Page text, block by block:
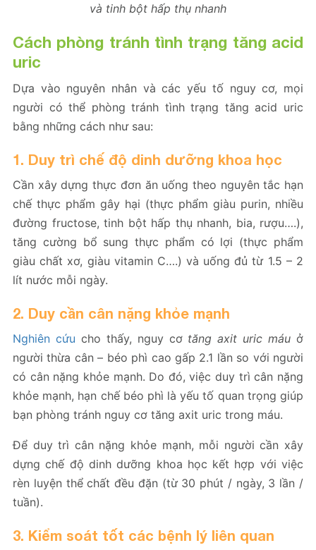
và tinh bột hấp thụ nhanh
Cách phòng tránh tình trạng tăng acid
uric
Dựa vào nguyên nhân và các yếu tố nguy cơ, mọi
người có thể phòng tránh tình trạng tăng acid uric
bằng những cách như sau:
1. Duy trì chế độ dinh dưỡng khoa học
Cần xây dựng thực đơn ăn uống theo nguyên tắc hạn
chế thực phẩm gây hại (thực phẩm giàu purin, nhiều
đường fructose, tinh bột hấp thụ nhanh, bia, rượu….),
tăng cường bổ sung thực phẩm có lợi (thực phẩm
giàu chất xơ, giàu vitamin C….) và uống đủ từ 1.5 – 2
lít nước mỗi ngày.
2. Duy cần cân nặng khỏe mạnh
Nghiên cứu cho thấy, nguy cơ tăng axit uric máu ở
người thừa cân – béo phì cao gấp 2.1 lần so với người
có cân nặng khỏe mạnh. Do đó, việc duy trì cân nặng
khỏe mạnh, hạn chế béo phì là yếu tố quan trọng giúp
bạn phòng tránh nguy cơ tăng axit uric trong máu.
Để duy trì cân nặng khỏe mạnh, mỗi người cần xây
dựng chế độ dinh dưỡng khoa học kết hợp với việc
rèn luyện thể chất đều đặn (từ 30 phút / ngày, 3 lần /
tuần).
3. Kiểm soát tốt các bệnh lý liên quan